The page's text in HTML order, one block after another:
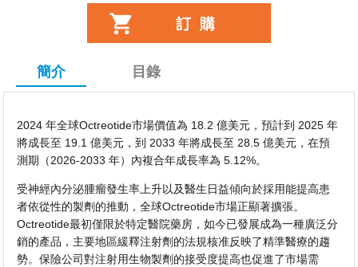
簡介 目錄
2024 年全球Octreotide市場價值為 18.2 億美元，預計到 2025 年
將成長至 19.1 億美元，到 2033 年將成長至 28.5 億美元，在預
測期（2026-2033 年）內複合年成長率為 5.12%。
受神經內分泌腫瘤發生率上升以及醫生日益傾向於採用能提高患
者依從性的製劑的推動，全球Octreotide市場正顯著擴張。
Octreotide最初僅限於特定醫院藥房，如今已發展成為一種廣泛分
銷的產品，主要地區緩釋注射劑的法規核准反映了精準醫療的趨
勢。保險公司對注射用生物製劑的接受度提高也促進了市場需